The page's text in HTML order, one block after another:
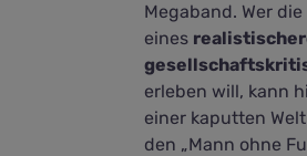
Megaband. Wer
eines
erleben will, kann
einer kaputten
den „Mann ohne